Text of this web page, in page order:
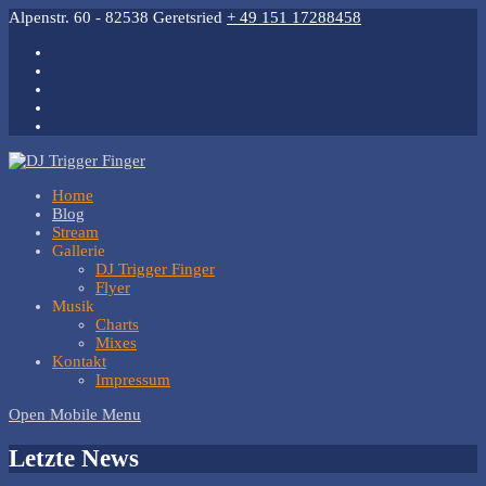
Alpenstr. 60 - 82538 Geretsried + 49 151 17288458
Home
Blog
Stream
Gallerie
DJ Trigger Finger
Flyer
Musik
Charts
Mixes
Kontakt
Impressum
Open Mobile Menu
Letzte News